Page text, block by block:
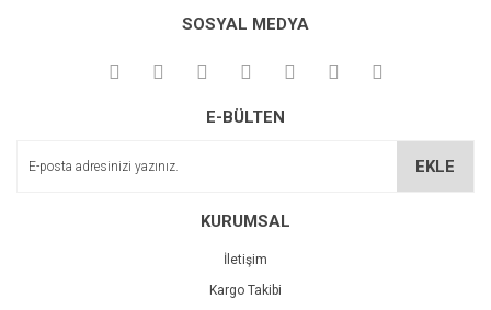
SOSYAL MEDYA
E-BÜLTEN
EKLE
KURUMSAL
İletişim
Kargo Takibi